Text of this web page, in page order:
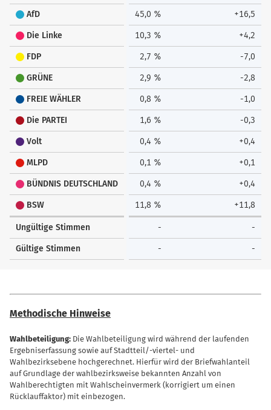
AfD 45,0 % +16,5
Die Linke 10,3 % +4,2
FDP 2,7 % -7,0
GRÜNE 2,9 % -2,8
FREIE WÄHLER 0,8 % -1,0
Die PARTEI 1,6 % -0,3
Volt 0,4 % +0,4
MLPD 0,1 % +0,1
BÜNDNIS DEUTSCHLAND 0,4 % +0,4
BSW 11,8 % +11,8
Ungültige Stimmen - -
Gültige Stimmen - -
Methodische Hinweise
Wahlbeteiligung: Die Wahlbeteiligung wird während der laufenden
Ergebniserfassung sowie auf Stadtteil/-viertel- und
Wahlbezirksebene hochgerechnet. Hierfür wird der Briefwahlanteil
auf Grundlage der wahlbezirksweise bekannten Anzahl von
Wahlberechtigten mit Wahlscheinvermerk (korrigiert um einen
Rücklauffaktor) mit einbezogen.